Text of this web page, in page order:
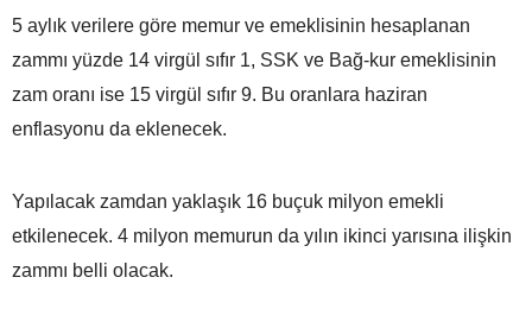
5 aylık verilere göre memur ve emeklisinin hesaplanan
zammı yüzde 14 virgül sıfır 1, SSK ve Bağ-kur emeklisinin
zam oranı ise 15 virgül sıfır 9. Bu oranlara haziran
enflasyonu da eklenecek.
Yapılacak zamdan yaklaşık 16 buçuk milyon emekli
etkilenecek. 4 milyon memurun da yılın ikinci yarısına ilişkin
zammı belli olacak.